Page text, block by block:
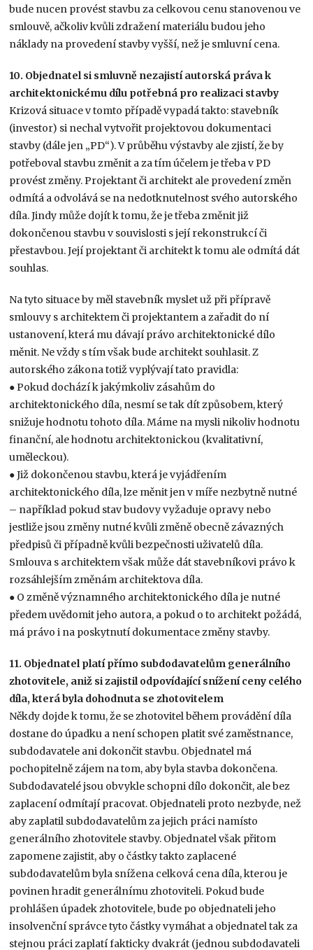
bude nucen provést stavbu za celkovou cenu stanovenou ve
smlouvě, ačkoliv kvůli zdražení materiálu budou jeho
náklady na provedení stavby vyšší, než je smluvní cena.
10. Objednatel si smluvně nezajistí autorská práva k
architektonickému dílu potřebná pro realizaci stavby
Krizová situace v tomto případě vypadá takto: stavebník
(investor) si nechal vytvořit projektovou dokumentaci
stavby (dále jen „PD“). V průběhu výstavby ale zjistí, že by
potřeboval stavbu změnit a za tím účelem je třeba v PD
provést změny. Projektant či architekt ale provedení změn
odmítá a odvolává se na nedotknutelnost svého autorského
díla. Jindy může dojít k tomu, že je třeba změnit již
dokončenou stavbu v souvislosti s její rekonstrukcí či
přestavbou. Její projektant či architekt k tomu ale odmítá dát
souhlas.
Na tyto situace by měl stavebník myslet už při přípravě
smlouvy s architektem či projektantem a zařadit do ní
ustanovení, která mu dávají právo architektonické dílo
měnit. Ne vždy s tím však bude architekt souhlasit. Z
autorského zákona totiž vyplývají tato pravidla:
● Pokud dochází k jakýmkoliv zásahům do
architektonického díla, nesmí se tak dít způsobem, který
snižuje hodnotu tohoto díla. Máme na mysli nikoliv hodnotu
finanční, ale hodnotu architektonickou (kvalitativní,
uměleckou).
● Již dokončenou stavbu, která je vyjádřením
architektonického díla, lze měnit jen v míře nezbytně nutné
– například pokud stav budovy vyžaduje opravy nebo
jestliže jsou změny nutné kvůli změně obecně závazných
předpisů či případně kvůli bezpečnosti uživatelů díla.
Smlouva s architektem však může dát stavebníkovi právo k
rozsáhlejším změnám architektova díla.
● O změně významného architektonického díla je nutné
předem uvědomit jeho autora, a pokud o to architekt požádá,
má právo i na poskytnutí dokumentace změny stavby.
11. Objednatel platí přímo subdodavatelům generálního
zhotovitele, aniž si zajistil odpovídající snížení ceny celého
díla, která byla dohodnuta se zhotovitelem
Někdy dojde k tomu, že se zhotovitel během provádění díla
dostane do úpadku a není schopen platit své zaměstnance,
subdodavatele ani dokončit stavbu. Objednatel má
pochopitelně zájem na tom, aby byla stavba dokončena.
Subdodavatelé jsou obvykle schopni dílo dokončit, ale bez
zaplacení odmítají pracovat. Objednateli proto nezbyde, než
aby zaplatil subdodavatelům za jejich práci namísto
generálního zhotovitele stavby. Objednatel však přitom
zapomene zajistit, aby o částky takto zaplacené
subdodavatelům byla snížena celková cena díla, kterou je
povinen hradit generálnímu zhotoviteli. Pokud bude
prohlášen úpadek zhotovitele, bude po objednateli jeho
insolvenční správce tyto částky vymáhat a objednatel tak za
stejnou práci zaplatí fakticky dvakrát (jednou subdodavateli